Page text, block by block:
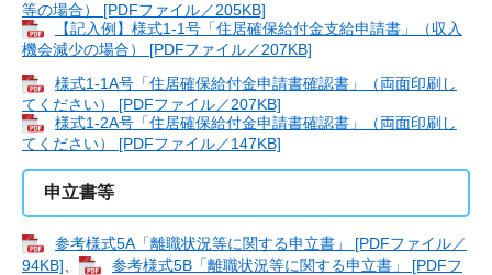
等の場合） [PDFファイル／205KB]
【記入例】様式1-1号「住居確保給付金支給申請書」（収入
機会減少の場合） [PDFファイル／207KB]
様式1-1A号「住居確保給付金申請書確認書」（両面印刷し
てください） [PDFファイル／207KB]
様式1-2A号「住居確保給付金申請書確認書」（両面印刷し
てください） [PDFファイル／147KB]
申立書等
参考様式5A「離職状況等に関する申立書」 [PDFファイル／
94KB]
参考様式5B「離職状況等に関する申立書」 [PDFフ